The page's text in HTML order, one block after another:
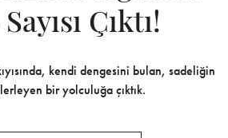
Çıktı!
kendi dengesini bulan, sadeliğin
bir yolculuğa çıktık.